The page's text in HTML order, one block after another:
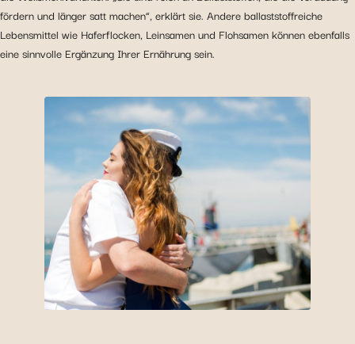
fördern und länger satt machen“, erklärt sie. Andere ballaststoffreiche
Lebensmittel wie Haferflocken, Leinsamen und Flohsamen können ebenfalls
eine sinnvolle Ergänzung Ihrer Ernährung sein.